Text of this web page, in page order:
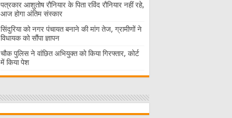
पत्रकार आशुतोष रौनियार के पिता रविंद रौनियार नहीं रहे,
आज होगा अंतिम संस्कार
सिंदुरिया को नगर पंचायत बनाने की मांग तेज, ग्रामीणों ने
विधायक को सौंपा ज्ञापन
चौक पुलिस ने वांछित अभियुक्त को किया गिरफ्तार, कोर्ट
में किया पेश